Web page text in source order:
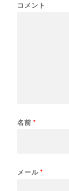
コメント
名前 *
メール *